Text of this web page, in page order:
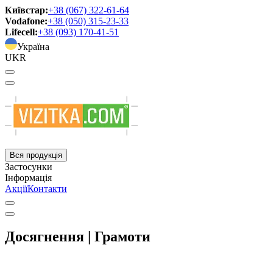
Київстар:+38 (067) 322-61-64
Vodafone:+38 (050) 315-23-33
Lifecell:+38 (093) 170-41-51
Україна
UKR
Вся продукція
Застосунки
Інформація
АкціїКонтакти
Досягнення | Грамоти